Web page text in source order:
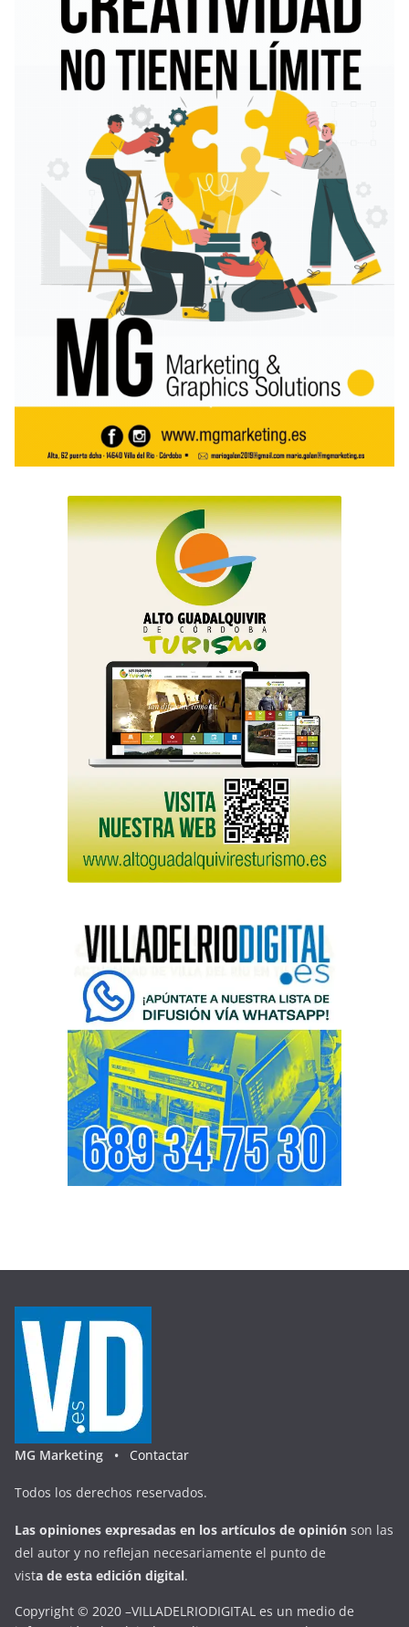
MG Marketing • Contactar
Todos los derechos reservados.
Las opiniones expresadas en los artículos de opinión son las
del autor y no reflejan necesariamente el punto de
vista de esta edición digital.
Copyright © 2020 –VILLADELRIODIGITAL es un medio de